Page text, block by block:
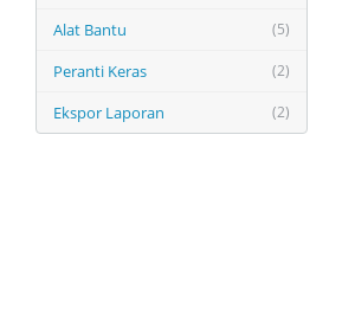
(5)
Alat Bantu
(2)
Peranti Keras
(2)
Ekspor Laporan